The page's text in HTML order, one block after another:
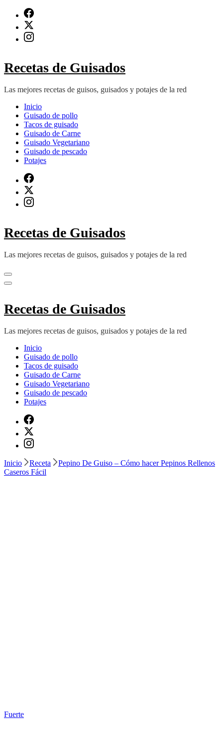
contenido
(presiona
Recetas de Guisados
Las mejores recetas de guisos, guisados y potajes de la red
Inicio
Guisado de pollo
Tacos de guisado
Guisado de Carne
Guisado Vegetariano
Guisado de pescado
Potajes
Recetas de Guisados
Las mejores recetas de guisos, guisados y potajes de la red
Recetas de Guisados
Las mejores recetas de guisos, guisados y potajes de la red
Inicio
Guisado de pollo
Tacos de guisado
Guisado de Carne
Guisado Vegetariano
Guisado de pescado
Potajes
Inicio Receta
Pepino De Guiso – Cómo hacer Pepinos Rellenos
Caseros Fácil
Fuerte